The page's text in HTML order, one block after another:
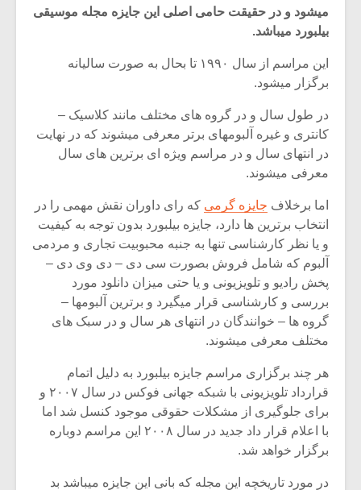
میشود و در حقیقت حامی اصلی این جایزه مجله موسیقی
بیلبورد میباشد.
این مراسم از سال ۱۹۹۰ تا بحال به صورت سالیانه
برگزار میشود.
در طول سال و در گروه های مختلف مانند کلاسیک –
کانتری و غیره آلبومهای برتر معرفی میشوند که در نهایت
در انتهای سال و در مراسم ویژه ای برترین های سال
معرفی میشوند.
اما برخلاف جایزه گرمی که رای داوران نقش مهمی را در
انتخاب برترین ها دارد، جایزه بیلبورد بدون توجه به کیفیت
و یا نظر کارشناسی تنها به جنبه محبوبیت تجاری و مردمی
آلبوم که شامل فروش بصورت سی دی – دی وی دی –
پخش رادیو و تلویزیونی و یا حتی میزان دانلود مورد
بررسی و کارشناسی قرار میگیرد و برترین آلبومها –
گروه ها – خوانندگان در انتهای هر سال و در سبک های
مختلف معرفی میشوند.
هر چند برگزاری مراسم جایزه بیلبورد به دلیل اتمام
قرارداد تلویزیونی با شبکه جهانی فوکس در سال ۲۰۰۷ و
برای جلوگیری از مشکلات حقوقی موجود کنسل شد اما
با اعلام قرار داد جدید در سال ۲۰۰۸ این مراسم دوباره
برگزار خواهد شد.
در مورد تاریخچه این مجله که بانی این جایزه میباشد بد
یادداشتی بر موسیقی
متن فیلم «متری
شیش و نیم»
اگر نمی توانی
بدنام ترین باش
دوره